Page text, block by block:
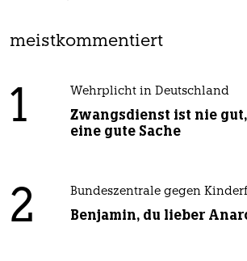
meistkommentiert
1 Wehrplicht in Deutschland
Zwangsdienst ist nie
eine gute Sache
2 Bundeszentrale gegen
Benjamin, du lieber